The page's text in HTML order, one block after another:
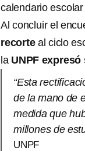
calendario
Al concluir el
recorteal ciclo
la UNPF
“Esta
de la mano de
medida que
millones de
UNPF